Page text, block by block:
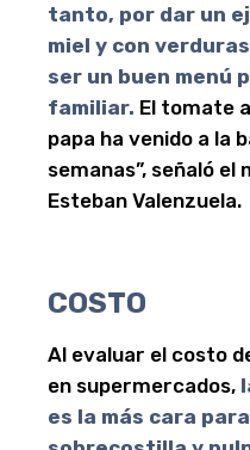
tanto, por dar un
miel y con
ser un buen menú
familiar. El tomate
papa ha venido a la
semanas”, señaló
Esteban Valenzuela.
COSTO
Al evaluar el costo
en supermercados,
es la más cara